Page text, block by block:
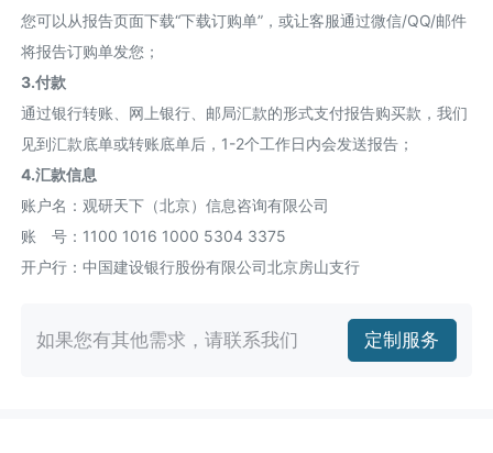
您可以从报告页面下载“下载订购单”，或让客服通过微信/QQ/邮件
将报告订购单发您；
3.付款
通过银行转账、网上银行、邮局汇款的形式支付报告购买款，我们
见到汇款底单或转账底单后，1-2个工作日内会发送报告；
4.汇款信息
账户名：观研天下（北京）信息咨询有限公司
账 号：1100 1016 1000 5304 3375
开户行：中国建设银行股份有限公司北京房山支行
如果您有其他需求，请联系我们 定制服务